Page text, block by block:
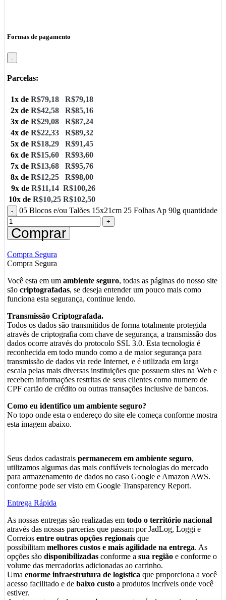
Formas de pagamento
Parcelas:
1x de R$79,18 R$79,18
2x de R$42,58 R$85,16
3x de R$29,08 R$87,24
4x de R$22,33 R$89,32
5x de R$18,29 R$91,45
6x de R$15,60 R$93,60
7x de R$13,68 R$95,76
8x de R$12,25 R$98,00
9x de R$11,14 R$100,26
10x de R$10,25 R$102,50
05 Blocos e/ou Talões 15x21cm 25 Folhas Ap 90g quantidade
Comprar
Compra Segura
Compra Segura
Você esta em um ambiente seguro, todas as páginas do nosso site
são criptografadas, se deseja entender um pouco mais como
funciona esta segurança, continue lendo.
Transmissão Criptografada.
Todos os dados são transmitidos de forma totalmente protegida
através de criptografia com chave de segurança, a transmissão dos
dados ocorre através do protocolo SSL 3.0. Esta tecnologia é
reconhecida em todo mundo como a de maior segurança para
transmissão de dados via rede Internet, e é utilizada em larga
escala pelas mais diversas instituições que possuem sites na Web e
recebem informações restritas de seus clientes como numero de
CPF cartão de crédito ou outras transações inclusive de bancos.
Como eu identifico um ambiente seguro?
No topo onde esta o endereço do site ele começa conforme mostra
esta imagem abaixo.
Seus dados cadastrais permanecem em ambiente seguro,
utilizamos algumas das mais confiáveis tecnologias do mercado
para armazenamento de dados no caso Google e Amazon AWS.
conforme pode ser visto em Google Transparency Report.
Entrega Rápida
As nossas entregas são realizadas em todo o território nacional
através das nossas parcerias que passam por JadLog, Loggi e
Correios entre outras opções regionais que
possibilitam melhores custos e mais agilidade na entrega. As
opções são disponibilizadas conforme a sua região e conforme o
volume das mercadorias adicionadas ao carrinho.
Uma enorme infraestrutura de logística que proporciona a você
acesso facilitado e de baixo custo a produtos incríveis onde você
estiver.